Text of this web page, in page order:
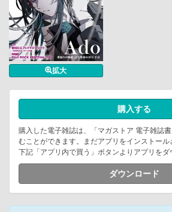
拡大
購入する
購入した電子雑誌は、「マガストア 電子雑誌
むことができます。まだアプリをインストール
下記「アプリ内で買う」ボタンよりアプリをダ
ダウンロード